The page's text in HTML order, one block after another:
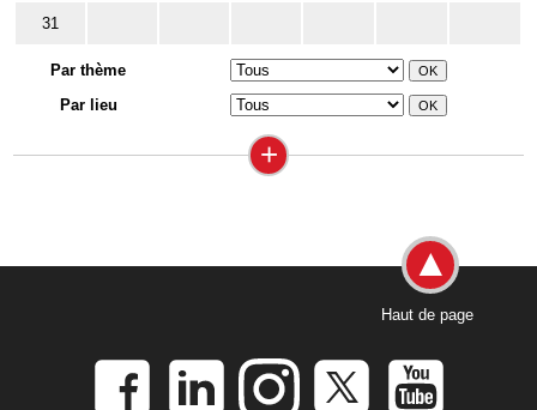
31
Par thème
Par lieu
+
Haut de page